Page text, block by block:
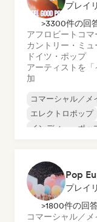
プレイ
>3300件の回
アフロビート コ
カントリー・ミュ
ドイツ・ポップ
アーティストを
加
コマーシャル／メ
エレクトロポップ
インディー・ポッ
Pop
プレイ
>1800件の回
コマーシャル／